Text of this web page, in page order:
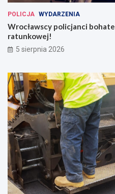
POLICJA WYDARZENIA
Wrocławscy policjanci
ratunkowej!
5 sierpnia 2026